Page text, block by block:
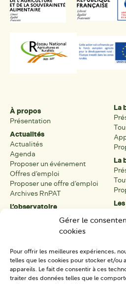
Gérer le
cookies
Pour offrir les meilleures expériences,
telles que les cookies pour stocker et/ou
appareils. Le fait de consentir à ces
traiter des données telles que le
À propos
Présentation
Actualités
Actualités
Agenda
Proposer un événement
Offres d’emploi
Proposer une offre d’emploi
Archives RnPAT
L’observatoire
Présentation de l’observatoire
La boîte à outils
Présentation
Tous les outils
La
La